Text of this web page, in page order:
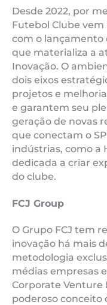
Desde 2022, por
Futebol Clube
com o lançamento
que materializa a
Inovação. O
dois eixos
projetos e
e garantem seu
geração de novas
que conectam o
indústrias, como a
dedicada a criar
do clube.
FCJ Group
O Grupo FCJ tem
inovação há mais
metodologia
médias empresas
Corporate Venture
poderoso conceito